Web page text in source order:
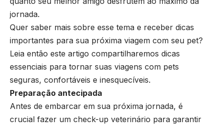
jornada.
Quer saber mais sobre esse tema e receber dicas
importantes para sua próxima viagem com seu pet?
Leia então este artigo compartilharemos dicas
essenciais para tornar suas viagens com pets
seguras, confortáveis e inesquecíveis.
Preparação antecipada
Antes de embarcar em sua próxima jornada, é
crucial fazer um check-up veterinário para garantir